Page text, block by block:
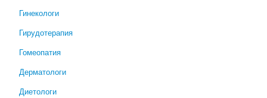
Гинекологи
Гирудотерапия
Гомеопатия
Дерматологи
Диетологи